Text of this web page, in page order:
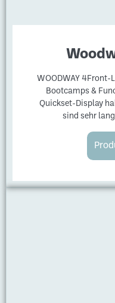
WOODWAY
Bootcamps &
Quickset-Display
sind sehr